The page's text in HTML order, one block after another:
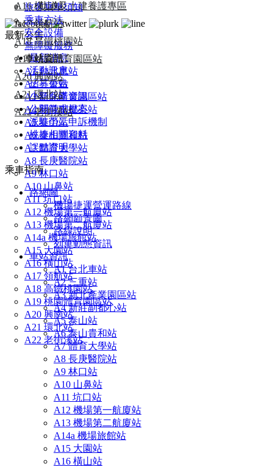
軌道及土建養護專區
旅客乘車須知
乘車方法
安全設備
無障礙服務
車站資訊
A1 台北車站
A2 三重站
A3 新北產業園區站
A4 新莊副都心站
A5 泰山站
A6 泰山貴和站
A7 體育大學站
A8 長庚醫院站
A9 林口站
A10 山鼻站
A11 坑口站
A12 機場第一航廈站
A13 機場第二航廈站
A14a 機場旅館站
A15 大園站
A16 橫山站
A17 領航站
A18 高鐵桃園站
A19 桃園體育園區站
A20 興南站
A21 環北站
A22 老街溪站
最新公告
最新消息
活動訊息
招募公告
小額採購資訊
公開徵求提案
派駐勞工申訴機制
桃捷相關資料
誤點證明
乘車指南
路網圖
機場捷運營運路線
路網願景圖
路線說明
列車動態資訊
車站資訊
A1 台北車站
A2 三重站
A3 新北產業園區站
A4 新莊副都心站
A5 泰山站
A6 泰山貴和站
A7 體育大學站
A8 長庚醫院站
A9 林口站
A10 山鼻站
A11 坑口站
A12 機場第一航廈站
A13 機場第二航廈站
A14a 機場旅館站
A15 大園站
A16 橫山站
A16 橫山站
A17 領航站
A18 高鐵桃園站
A19 桃園體育園區站
A20 興南站
A21 環北站
A22 老街溪站